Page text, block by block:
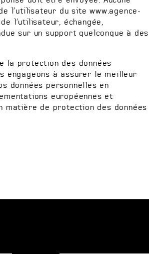
l’utilisateur du site www.agence-
l’utilisateur, échangée,
sur un support quelconque à des
la protection des données
engageons à assurer le meilleur
données personnelles en
européennes et
matière de protection des données